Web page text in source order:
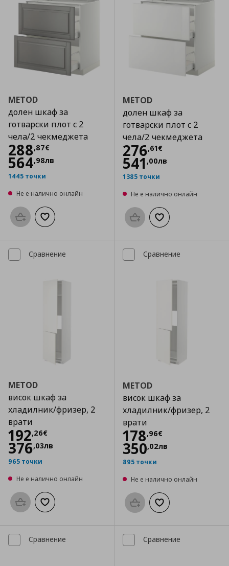
METOD
долен шкаф за
готварски плот с 2
чела/2 чекмеджета
288,87€
Цена288,87 €
564,98лв
1445 точки
Не е налично онлайн
Προσθήκη στο καλάθι
Добави към списъка с любими
METOD
долен шкаф за
готварски плот с 2
чела/2 чекмеджета
276,61€
Цена
541 ,00лв
1385 точки
Не е налично онлайн
Προσθήκη στο καλάθι
Добави към
Сравнение
METOD
висок шкаф за
хладилник/фризер, 2
врати
192,26€
Цена
376,03лв
965 точки
Не е налично онлайн
Προσθήκη στο καλάθι
Добави към списъка с любими
Сравнение
METOD
висок шкаф за
хладилник/фризер, 2
врати
178,96€
Цена
350,02лв
895 точки
Не е налично онлайн
Προσθήκη στο καλάθι
Добави към
Сравнение Сравнение